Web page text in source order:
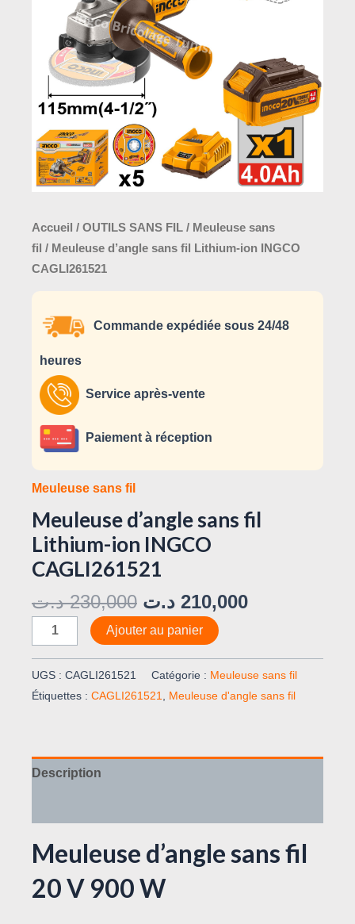
Accueil / OUTILS SANS FIL / Meuleuse sans
fil / Meuleuse d’angle sans fil Lithium-ion INGCO
CAGLI261521
Commande expédiée sous 24/48
heures
Service après-vente
Paiement à réception
Meuleuse sans fil
Meuleuse d’angle sans fil
Lithium-ion INGCO
CAGLI261521
230,000 د.ت 210,000 د.ت
Lithium-
INGCO
CAGLI261521
Ajouter au panier
UGS : CAGLI261521 Catégorie : Meuleuse sans fil
Étiquettes : CAGLI261521, Meuleuse d'angle sans fil
Description
Meuleuse d’angle sans fil
20 V 900 W